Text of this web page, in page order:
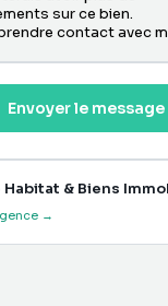
Envoyer le message
Habitat & Biens
→